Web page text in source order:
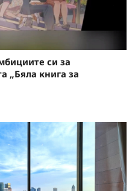
си за
„Бяла книга за